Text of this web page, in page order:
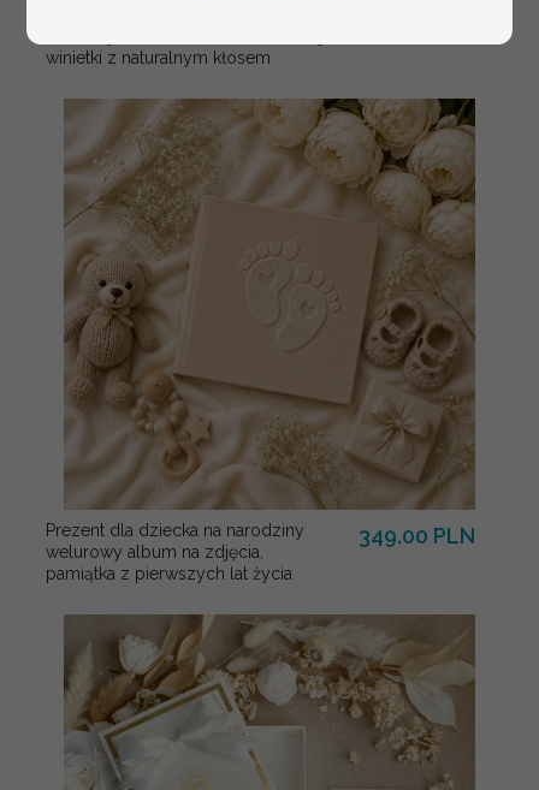
winietki z naturalnym kłosem
Prezent dla dziecka na narodziny
welurowy album na zdjęcia,
pamiątka z pierwszych lat życia
349.00 PLN